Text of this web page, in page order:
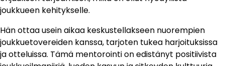
joukkueen kehitykselle.
Hän ottaa usein aikaa keskustellakseen nuorempien
joukkuetovereiden kanssa, tarjoten tukea harjoituksissa
ja otteluissa. Tämä mentorointi on edistänyt positiivista